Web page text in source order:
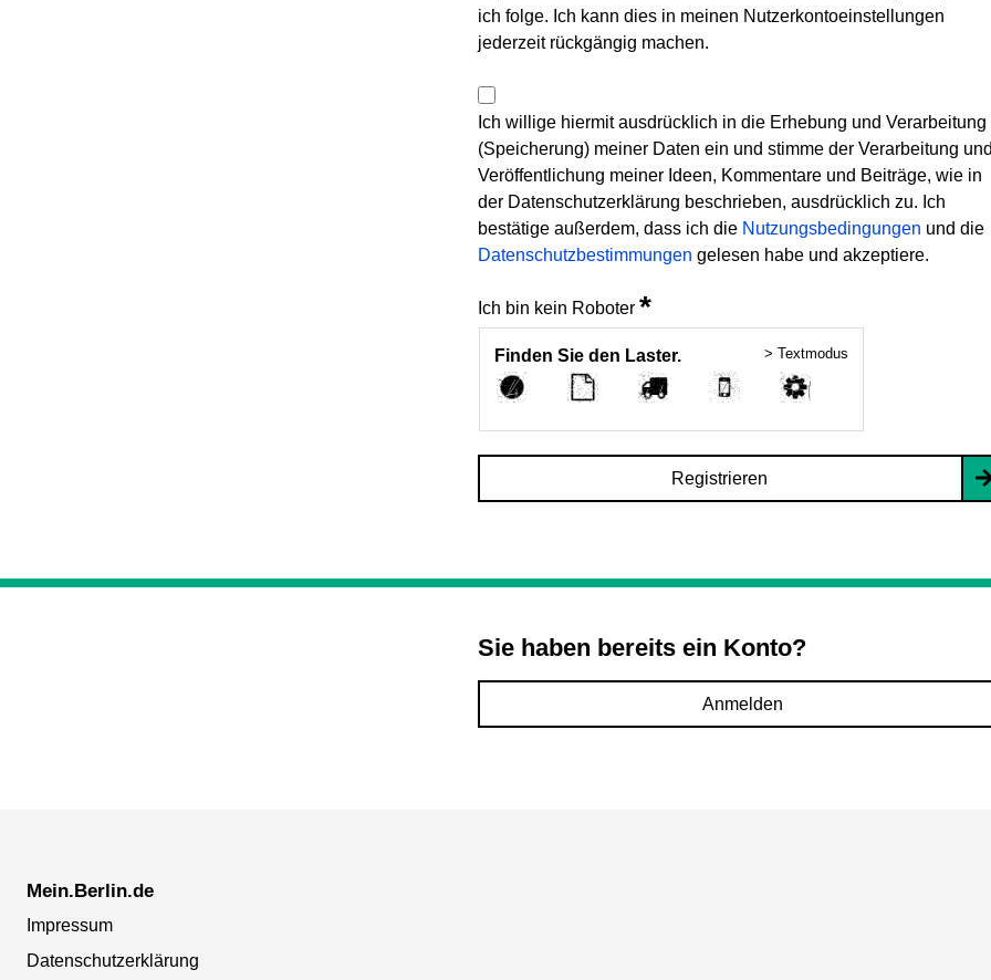
ich folge. Ich kann dies in meinen Nutzerkontoeinstellungen
jederzeit rückgängig machen.
Ich willige hiermit ausdrücklich in die Erhebung und Verarbeitung
(Speicherung) meiner Daten ein und stimme der Verarbeitung und
Veröffentlichung meiner Ideen, Kommentare und Beiträge, wie in
der Datenschutzerklärung beschrieben, ausdrücklich zu. Ich
bestätige außerdem, dass ich die Nutzungsbedingungen und die
Datenschutzbestimmungen gelesen habe und akzeptiere.
Ich bin kein Roboter *
Finden Sie den Laster. > Textmodus
Registrieren
Sie haben bereits ein Konto?
Anmelden
Mein.Berlin.de
Impressum
Datenschutzerklärung